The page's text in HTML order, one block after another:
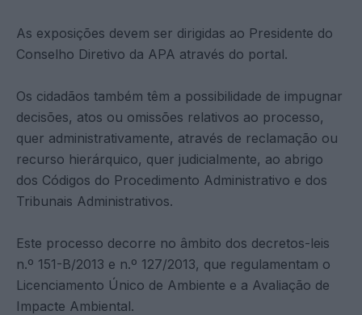
As exposições devem ser dirigidas ao Presidente do
Conselho Diretivo da APA através do portal.
Os cidadãos também têm a possibilidade de impugnar
decisões, atos ou omissões relativos ao processo,
quer administrativamente, através de reclamação ou
recurso hierárquico, quer judicialmente, ao abrigo
dos Códigos do Procedimento Administrativo e dos
Tribunais Administrativos.
Este processo decorre no âmbito dos decretos-leis
n.º 151-B/2013 e n.º 127/2013, que regulamentam o
Licenciamento Único de Ambiente e a Avaliação de
Impacte Ambiental.